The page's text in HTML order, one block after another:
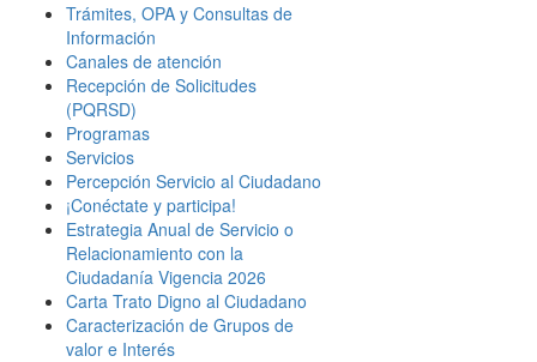
Trámites, OPA y Consultas de
Información
Canales de atención
Recepción de Solicitudes
(PQRSD)
Programas
Servicios
Percepción Servicio al Ciudadano
¡Conéctate y participa!
Estrategia Anual de Servicio o
Relacionamiento con la
Ciudadanía Vigencia 2026
Carta Trato Digno al Ciudadano
Caracterización de Grupos de
valor e Interés